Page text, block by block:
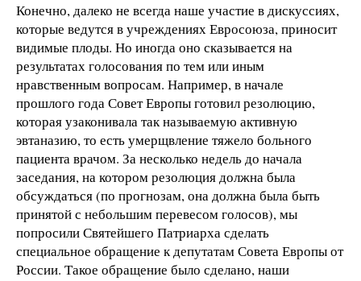
Конечно, далеко не всегда наше участие в дискуссиях,
которые ведутся в учреждениях Евросоюза, приносит
видимые плоды. Но иногда оно сказывается на
результатах голосования по тем или иным
нравственным вопросам. Например, в начале
прошлого года Совет Европы готовил резолюцию,
которая узаконивала так называемую активную
эвтаназию, то есть умерщвление тяжело больного
пациента врачом. За несколько недель до начала
заседания, на котором резолюция должна была
обсуждаться (по прогнозам, она должна была быть
принятой с небольшим перевесом голосов), мы
попросили Святейшего Патриарха сделать
специальное обращение к депутатам Совета Европы от
России. Такое обращение было сделано, наши